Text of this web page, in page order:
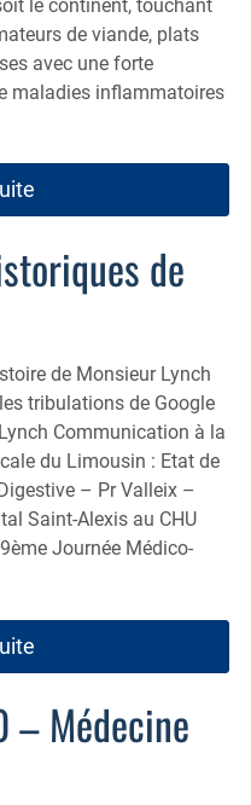
le continent, touchant
de viande, plats
avec une forte
maladies inflammatoires
de
de Monsieur Lynch
tribulations de Google
Communication à la
du Limousin : Etat de
– Pr Valleix –
Saint-Alexis au CHU
Journée Médico-
– Médecine